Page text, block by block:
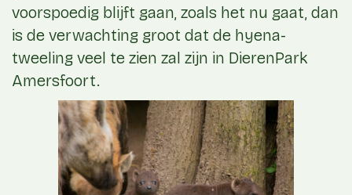
voorspoedig blijft gaan, zoals het nu gaat, dan
is de verwachting groot dat de hyena-
tweeling veel te zien zal zijn in DierenPark
Amersfoort.